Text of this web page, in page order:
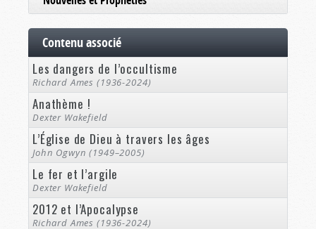
Contenu associé
Les dangers de l’occultisme
Richard Ames (1936-2024)
Anathème !
Dexter Wakefield
L’Église de Dieu à travers les âges
John Ogwyn (1949–2005)
Le fer et l’argile
Dexter Wakefield
2012 et l’Apocalypse
Richard Ames (1936-2024)